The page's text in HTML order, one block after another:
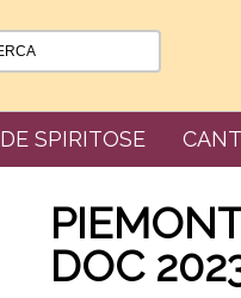
SPIRITOSE
DOC